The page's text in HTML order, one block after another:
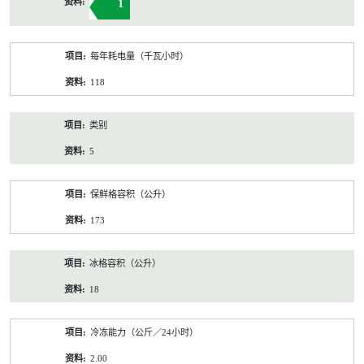
1
每年耗电量（千瓦小时）
118
类别
5
保鲜格容积（公升）
173
冰格容积（公升）
18
冷冻能力（公斤／24小时）
2.00